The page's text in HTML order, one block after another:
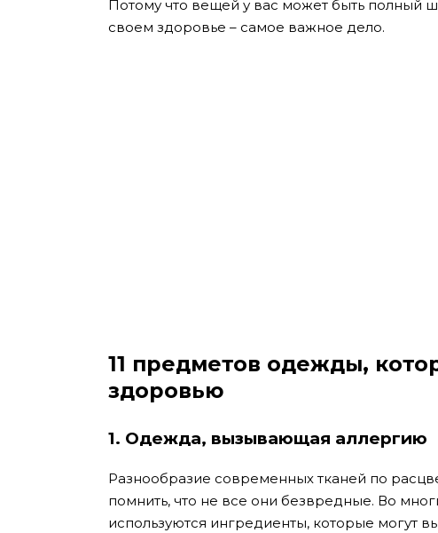
Потому что вещей у вас может быть полный
своем здоровье – самое важное дело.
11 предметов одежды,
здоровью
1. Одежда, вызывающая аллергию
Разнообразие современных тканей по
помнить, что не все они безвредные. Во
используются ингредиенты, которые могут